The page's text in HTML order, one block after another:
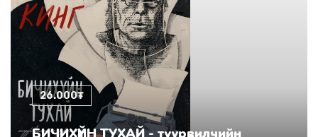
26.000₮
БИЧИХҮЙН ТУХАЙ - туурвилчийн